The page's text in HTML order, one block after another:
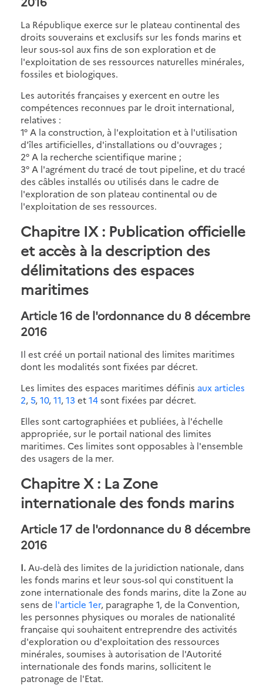
La République exerce sur le plateau continental des
droits souverains et exclusifs sur les fonds marins et
leur sous-sol aux fins de son exploration et de
l'exploitation de ses ressources naturelles minérales,
fossiles et biologiques.
Les autorités françaises y exercent en outre les
compétences reconnues par le droit international,
relatives :
1° A la construction, à l'exploitation et à l'utilisation
d'îles artificielles, d'installations ou d'ouvrages ;
2° A la recherche scientifique marine ;
3° A l'agrément du tracé de tout pipeline, et du tracé
des câbles installés ou utilisés dans le cadre de
l'exploration de son plateau continental ou de
l'exploitation de ses ressources.
Chapitre IX : Publication officielle
et accès à la description des
délimitations des espaces
maritimes
Article 16 de l'ordonnance du 8 décembre
2016
Il est créé un portail national des limites maritimes
dont les modalités sont fixées par décret.
Les limites des espaces maritimes définis aux articles
2,5,10,11,13 et14sont fixées par décret.
Elles sont cartographiées et publiées, à l'échelle
appropriée, sur le portail national des limites
maritimes. Ces limites sont opposables à l'ensemble
des usagers de la mer.
Chapitre X : La Zone
internationale des fonds marins
Article 17 de l'ordonnance du 8 décembre
2016
I. Au-delà des limites de la juridiction nationale, dans
les fonds marins et leur sous-sol qui constituent la
zone internationale des fonds marins, dite la Zone au
sens de l'article 1er, paragraphe 1, de la Convention,
les personnes physiques ou morales de nationalité
française qui souhaitent entreprendre des activités
d'exploration ou d'exploitation des ressources
minérales, soumises à autorisation de l'Autorité
internationale des fonds marins, sollicitent le
patronage de l'Etat.